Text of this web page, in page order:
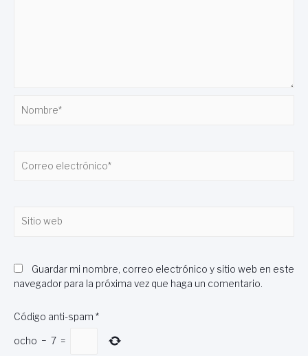
electrónico*
web
Guardar mi nombre, correo electrónico y sitio web en este
navegador para la próxima vez que haga un comentario.
Código anti-spam *
ocho − 7 =